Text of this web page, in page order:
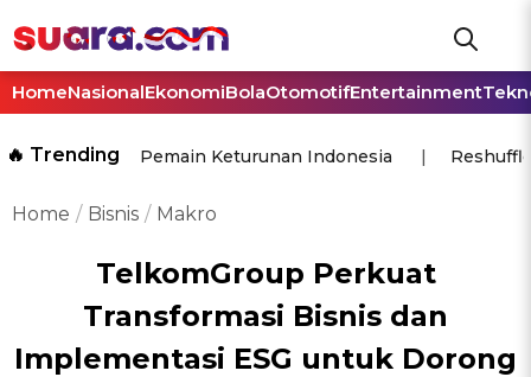
HomeNasionalEkonomiBolaOtomotifEntertainment
🔥 Trending Pemain Keturunan Indonesia
Home Bisnis Makro
TelkomGroup Perkuat
Transformasi Bisnis dan
Implementasi ESG untuk Dorong